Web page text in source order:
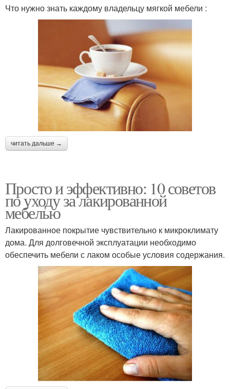
Что нужно знать каждому владельцу мягкой мебели :
читать дальше →
Просто и эффективно: 10 советов
по уходу за лакированной
мебелью
Лакированное покрытие чувствительно к микроклимату
дома. Для долговечной эксплуатации необходимо
обеспечить мебели с лаком особые условия содержания.